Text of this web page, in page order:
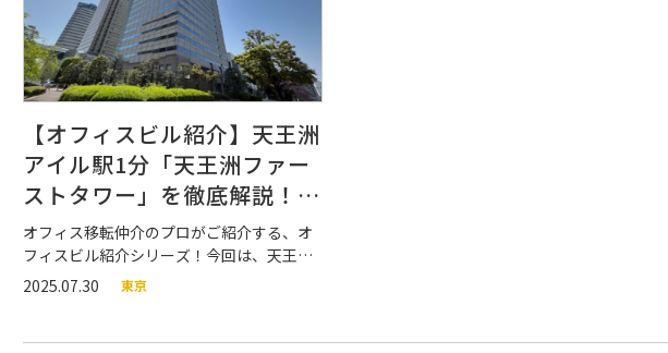
豊島区
板橋区
立川市
武蔵野市
八王子市
多摩市
【オフィスビル紹介】天王洲
アイル駅1分「天王洲ファー
ストタワー」を徹底解説！周
辺環境・併設施設も充実の大
型ビル
オフィス移転仲介のプロがご紹介する、オ
フィスビル紹介シリーズ！今回は、天王洲
エリアのハイグレード物件『天王洲ファー
フィスフロア、ビル設備、周辺施設などを
2025.07.30 東京